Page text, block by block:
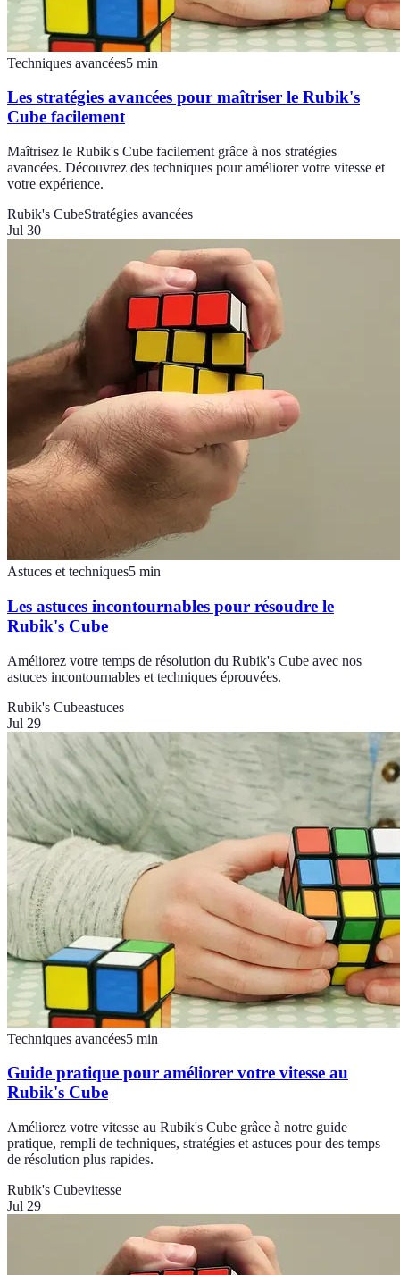
Techniques avancées5 min
Les stratégies avancées pour maîtriser le Rubik's
Cube facilement
Maîtrisez le Rubik's Cube facilement grâce à nos stratégies
avancées. Découvrez des techniques pour améliorer votre vitesse et
votre expérience.
Rubik's CubeStratégies avancées
Jul 30
Astuces et techniques5 min
Les astuces incontournables pour résoudre le
Rubik's Cube
Améliorez votre temps de résolution du Rubik's Cube avec nos
astuces incontournables et techniques éprouvées.
Rubik's Cubeastuces
Jul 29
Techniques avancées5 min
Guide pratique pour améliorer votre vitesse au
Rubik's Cube
Améliorez votre vitesse au Rubik's Cube grâce à notre guide
pratique, rempli de techniques, stratégies et astuces pour des temps
de résolution plus rapides.
Rubik's Cubevitesse
Jul 29